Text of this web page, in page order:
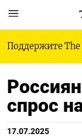
Поддержите The
спрос
17.07.2025